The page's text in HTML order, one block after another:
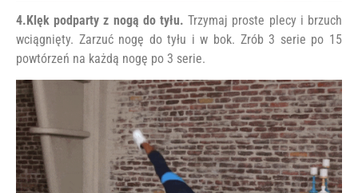
4.Klęk podparty z nogą do tyłu.Trzymaj proste plecy i brzuch
wciągnięty. Zarzuć nogę do tyłu i w bok. Zrób 3 serie po 15
powtórzeń na każdą nogę po 3 serie.